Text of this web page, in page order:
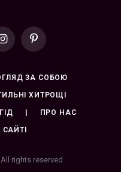
InstagramPinterest
ЗА СОБОЮ
ХИТРОЩІ
| ПРО НАС
rights reserved